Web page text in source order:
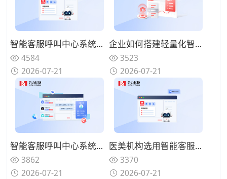
智能客服呼叫中心系统能否自动统计来电数据？梳理客户咨询热点
4584
2026-07-21
企业如何搭建轻量化智能客服呼叫中心系统？快速落地上线使用
3523
2026-07-21
智能客服呼叫中心系统支持文字语音同步接待吗？覆盖多渠道访客
3862
2026-07-21
医美机构选用智能客服呼叫中心系统有哪些优势？规范咨询沟通话术
3370
2026-07-21